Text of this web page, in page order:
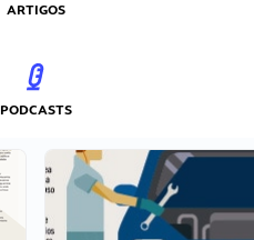
ARTIGOS
PODCASTS